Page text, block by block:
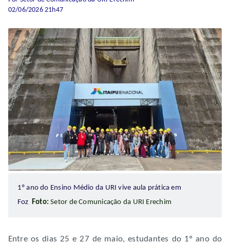
02/06/2026 21h47
1º ano do Ensino Médio da URI vive aula prática em
Foz Foto: Setor de Comunicação da URI Erechim
Entre os dias 25 e 27 de maio, estudantes do 1º ano do